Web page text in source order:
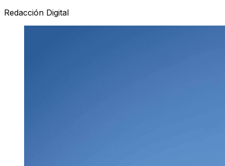
Redacción Digital